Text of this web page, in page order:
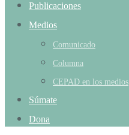
Publicaciones
Medios
Comunicado
Columna
CEPAD en los medios
Súmate
Dona